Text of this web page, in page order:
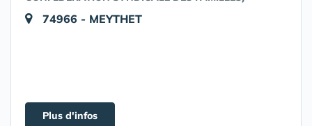
74966 - MEYTHET
Plus d'infos